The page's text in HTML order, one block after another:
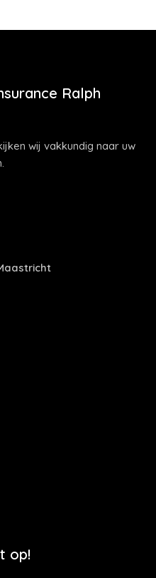
Ralph
wij vakkundig naar uw
op!